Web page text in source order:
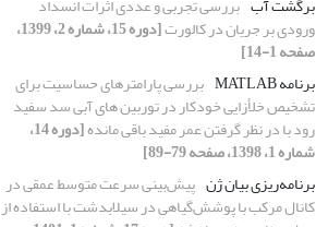
ورودی بر جریان در کالورت [دوره 15، شماره 2، 1399،
صفحه 1-14]
برنامه MATLAB
بررسی پارامترهای حساسیت برای
تشخیص خلأزایی خودکار در توربین های آبی سد سفید
رود با در نظر گرفتن عمر مفید باقی مانده [دوره 14،
شماره 1، 1398، صفحه 79-89]
برنامه‌ریزی بیان ژن پیش‌بینی سرعت متوسط عمقی در
کانال مرکب با پوشش‌گیاهی در سیلابدشت با استفاده از